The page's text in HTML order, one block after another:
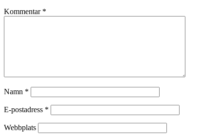
Kommentar *
Namn *
E-postadress *
Webbplats